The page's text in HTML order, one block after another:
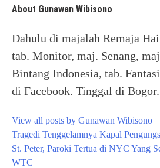
About Gunawan Wibisono
Dahulu di majalah Remaja
tab. Monitor, maj. Senang,
Bintang Indonesia, tab.
di Facebook. Tinggal di Bogor.
View all posts by Gunawan Wibisono
Post
navigation
Tragedi Tenggelamnya Kapal
St. Peter, Paroki Tertua di NYC Yang
WTC